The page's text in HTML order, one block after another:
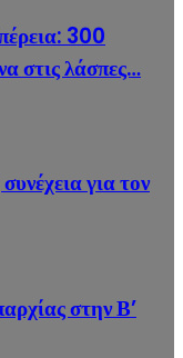
300
στις λάσπες…
για τον
στην Β’